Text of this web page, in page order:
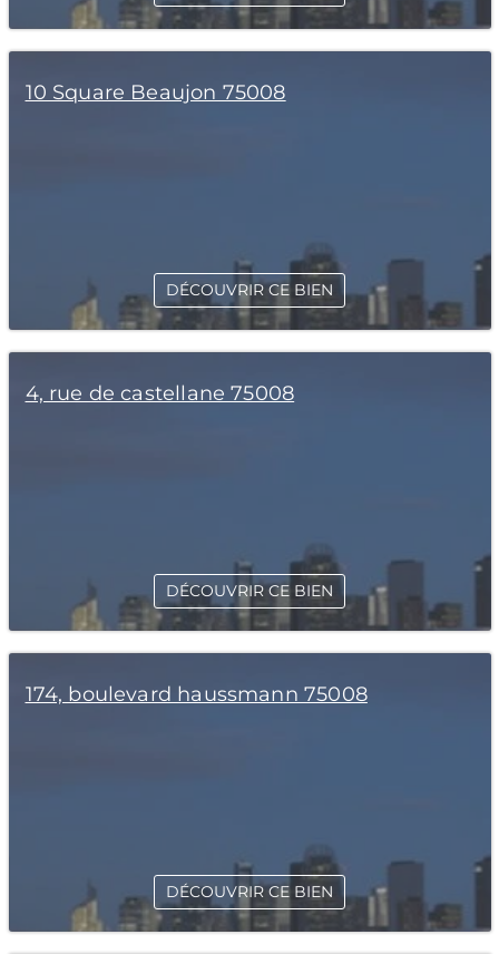
10 Square Beaujon 75008
DÉCOUVRIR CE BIEN
4, rue de castellane 75008
DÉCOUVRIR CE BIEN
174, boulevard haussmann 75008
DÉCOUVRIR CE BIEN